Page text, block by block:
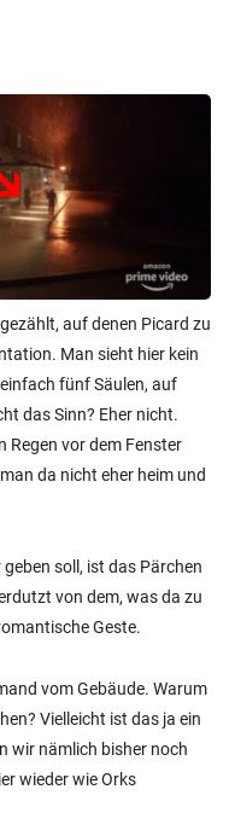
auf denen Picard zu
Man sieht hier kein
fünf Säulen, auf
das Sinn? Eher nicht.
Regen vor dem Fenster
da nicht eher heim und
soll, ist das Pärchen
von dem, was da zu
Geste.
vom Gebäude. Warum
Vielleicht ist das ja ein
wir nämlich bisher noch
wieder wie Orks